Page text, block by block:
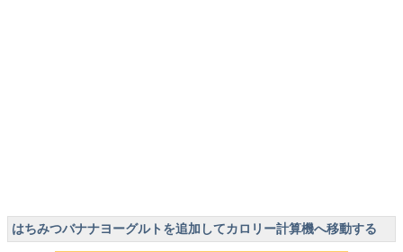
はちみつバナナヨーグルトを追加してカロリー計算機へ移動する